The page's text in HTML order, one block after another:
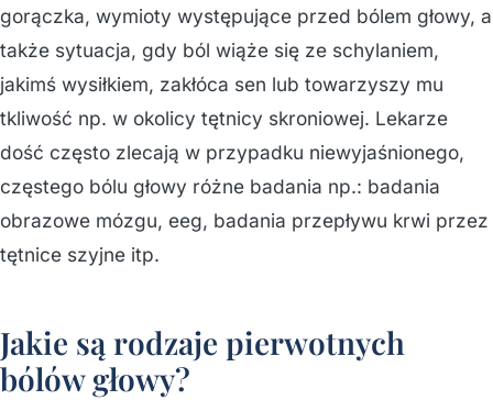
gorączka, wymioty występujące przed bólem głowy, a
także sytuacja, gdy ból wiąże się ze schylaniem,
jakimś wysiłkiem, zakłóca sen lub towarzyszy mu
tkliwość np. w okolicy tętnicy skroniowej. Lekarze
dość często zlecają w przypadku niewyjaśnionego,
częstego bólu głowy różne badania np.: badania
obrazowe mózgu, eeg, badania przepływu krwi przez
tętnice szyjne itp.
Jakie są rodzaje pierwotnych
bólów głowy?